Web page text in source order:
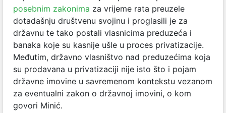
posebnim zakonima za vrijeme rata preuzele
dotadašnju društvenu svojinu i proglasili je za
državnu te tako postali vlasnicima preduzeća i
banaka koje su kasnije ušle u proces privatizacije.
Međutim, državno vlasništvo nad preduzećima koja
su prodavana u privatizaciji nije isto što i pojam
državne imovine u savremenom kontekstu vezanom
za eventualni zakon o državnoj imovini, o kom
govori Minić.